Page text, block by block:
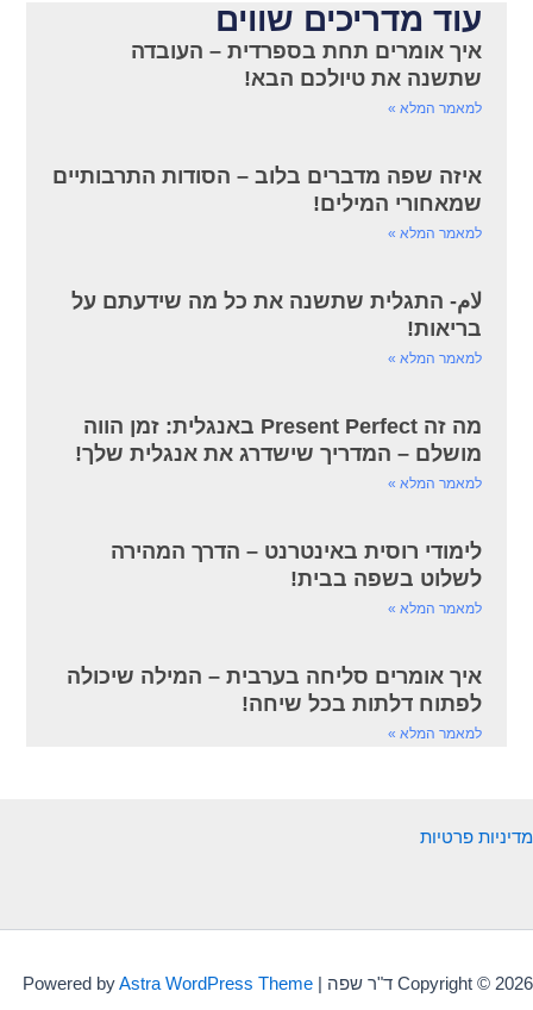
עוד מדריכים שווים
איך אומרים תחת בספרדית – העובדה
שתשנה את טיולכם הבא!
למאמר המלא »
איזה שפה מדברים בלוב – הסודות התרבותיים
שמאחורי המילים!
למאמר המלא »
لام- התגלית שתשנה את כל מה שידעתם על
בריאות!
למאמר המלא »
מה זה Present Perfect באנגלית: זמן הווה
מושלם – המדריך שישדרג את אנגלית שלך!
למאמר המלא »
לימודי רוסית באינטרנט – הדרך המהירה
לשלוט בשפה בבית!
למאמר המלא »
איך אומרים סליחה בערבית – המילה שיכולה
לפתוח דלתות בכל שיחה!
למאמר המלא »
מדיניות פרטיות
Copyright © 2026 ד"ר שפה | Powered by Astra WordPress Theme